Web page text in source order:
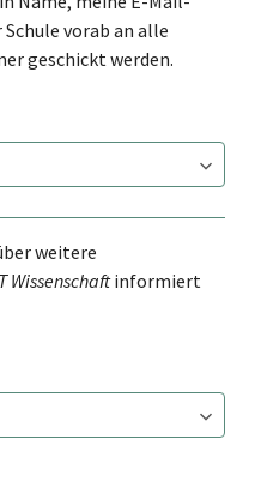
Schule vorab an alle
geschickt werden.
weitere
Wissenschaftinformiert